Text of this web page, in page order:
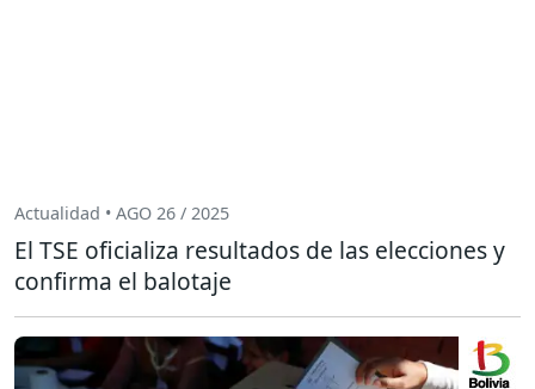
Actualidad • AGO 26 / 2025
El TSE oficializa resultados de las elecciones y
confirma el balotaje